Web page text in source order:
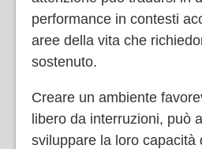
performance in contesti
aree della vita che
sostenuto.
Creare un ambiente
libero da interruzioni, può
sviluppare la loro capacità